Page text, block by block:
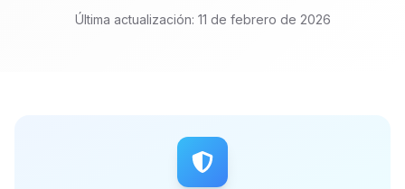
Última actualización: 11 de febrero de 2026